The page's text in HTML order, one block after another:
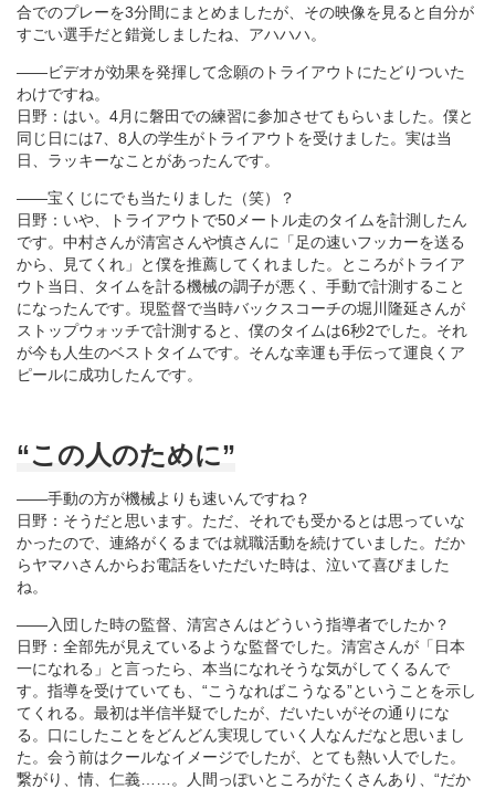
合でのプレーを3分間にまとめましたが、その映像を見ると自分が
すごい選手だと錯覚しましたね、アハハハ。
――ビデオが効果を発揮して念願のトライアウトにたどりついた
わけですね。
日野：はい。4月に磐田での練習に参加させてもらいました。僕と
同じ日には7、8人の学生がトライアウトを受けました。実は当
日、ラッキーなことがあったんです。
――宝くじにでも当たりました（笑）？
日野：いや、トライアウトで50メートル走のタイムを計測したん
です。中村さんが清宮さんや慎さんに「足の速いフッカーを送る
から、見てくれ」と僕を推薦してくれました。ところがトライア
ウト当日、タイムを計る機械の調子が悪く、手動で計測すること
になったんです。現監督で当時バックスコーチの堀川隆延さんが
ストップウォッチで計測すると、僕のタイムは6秒2でした。それ
が今も人生のベストタイムです。そんな幸運も手伝って運良くア
ピールに成功したんです。
“この人のために”
――手動の方が機械よりも速いんですね？
日野：そうだと思います。ただ、それでも受かるとは思っていな
かったので、連絡がくるまでは就職活動を続けていました。だか
らヤマハさんからお電話をいただいた時は、泣いて喜びました
ね。
――入団した時の監督、清宮さんはどういう指導者でしたか？
日野：全部先が見えているような監督でした。清宮さんが「日本
一になれる」と言ったら、本当になれそうな気がしてくるんで
す。指導を受けていても、“こうなればこうなる”ということを示し
てくれる。最初は半信半疑でしたが、だいたいがその通りにな
る。口にしたことをどんどん実現していく人なんだなと思いまし
た。会う前はクールなイメージでしたが、とても熱い人でした。
繋がり、情、仁義……。人間っぽいところがたくさんあり、“だか